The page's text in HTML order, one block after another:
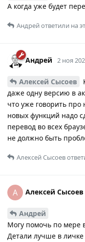
А когда уже будет
Андрейответили на
Андрей 2 ноя
Алексей Сысоев
даже одну версию в
что уже говорить про
новых функций надо
перевод во всех
не должно быть
Алексей Сысоев
А Алексей Сысоев
Андрей
Могу помочь по мере
Детали лучше в личке